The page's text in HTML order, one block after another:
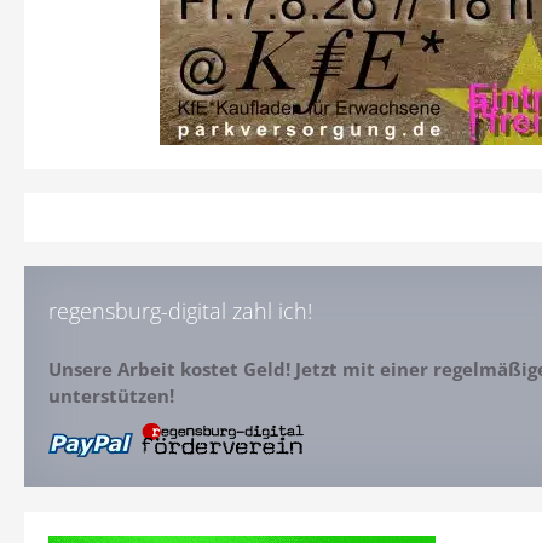
regensburg-digital zahl ich!
Unsere Arbeit kostet Geld! Jetzt mit einer
unterstützen!